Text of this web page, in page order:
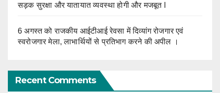
सड़क सुरक्षा और यातायात व्यवस्था होगी और मजबूत l
6 अगस्त को राजकीय आईटीआई रेवसा में दिव्यांग रोजगार एवं
स्वरोजगार मेला, लाभार्थियों से प्रतिभाग करने की अपील ।
Recent Comments